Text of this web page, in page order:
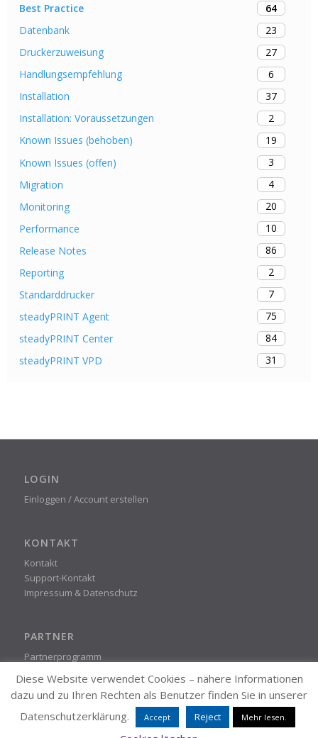
Best Practice
64
Datenbank
23
Druckerzuweisung
27
Handlungsempfehlung
6
Installation
37
Installation: Voraussetzungen
2
Known Issues (behoben)
19
Known Issues (offen)
3
Migration
4
Monitoring
20
Performance
10
Release Notes
86
Reporting
2
Standarddrucker
7
steadyPRINT Agent
75
steadyPRINT Center
84
steadyPRINT VPD
31
LOGIN
Einloggen / Account erstellen
KONTAKT
Kontakt
Support-Kontakt
Impressum & Datenschutz
PARTNER
Partnerprogramm
STEADYPRINT
© K-iS Systemhaus Unternehmensgruppe
Diese Website verwendet Cookies – nähere Informationen
dazu und zu Ihren Rechten als Benutzer finden Sie in unserer
Datenschutzerklärung.
Accept Reject Mehr lesen.